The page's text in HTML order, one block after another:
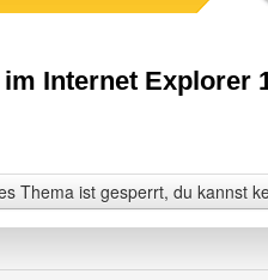
Internet Explorer
Thema ist gesperrt, du kannst